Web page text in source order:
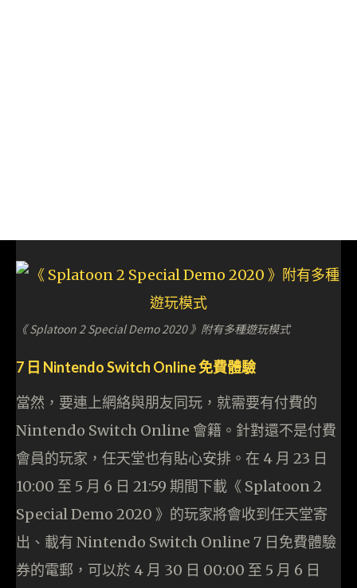
《 Splatoon 2 Special Demo 2020 》附有多種遊玩模式
7 日 Nintendo Switch Online 免費體驗
當然，要連上網絡與朋友同玩，就需要有付費的
Nintendo Switch Online 會籍。針對還不是付費
會員的玩家，任天堂也有貼心安排。在 4 月 23 日
10:00 至 5 月 6 日 21:59 期間下載《 Splatoon 2
Special Demo 2020 》的玩家將會收到任天堂寄
出、載有 Nintendo Switch Online 7 日免費體驗
券的電郵，可以於 4 月 30 日 00:00 至 5 月 6 日